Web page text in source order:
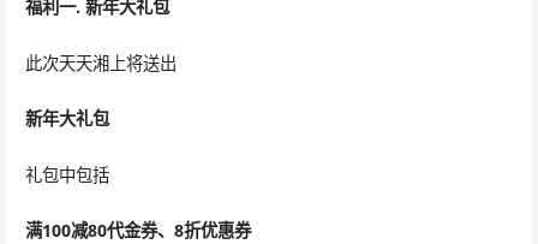
福利一. 新年大礼包
此次天天湘上将送出
新年大礼包
礼包中包括
满100减80代金券、8折优惠券